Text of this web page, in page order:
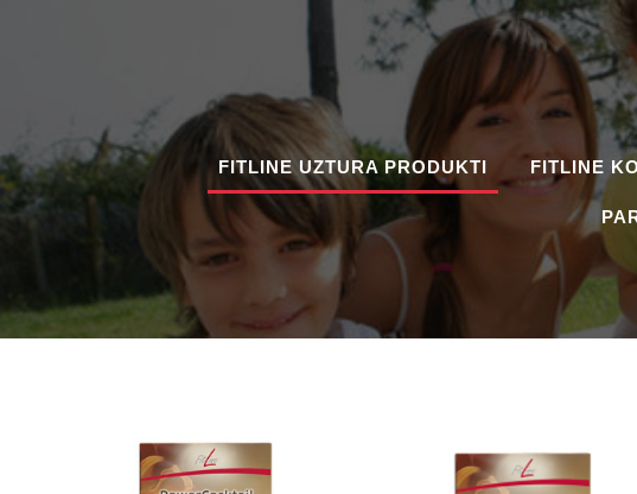
FITLINE UZTURA PRODUKTI FITLINE